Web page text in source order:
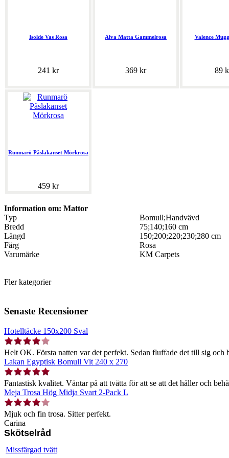
Isolde Vas Rosa
241 kr
Alva Matta Gammelrosa
369 kr
Valence
89
Runmarö Påslakanset Mörkrosa
459 kr
Information om: Mattor
Typ
Bomull;Handvävd
Bredd
75;140;160 cm
Längd
150;200;220;230;280 cm
Färg
Rosa
Varumärke
KM Carpets
Fler kategorier
Senaste Recensioner
Hotelltäcke 150x200 Sval
Helt OK. Första natten var det perfekt. Sedan fluffade det till sig
Lakan Egyptisk Bomull Vit 240 x 270
Fantastisk kvalitet. Väntar på att tvätta för att se att det håller och
Meja Trosa Hög Midja Svart 2-Pack L
Mjuk och fin trosa. Sitter perfekt.
Carina
Skötselråd
Missfärgad tvätt